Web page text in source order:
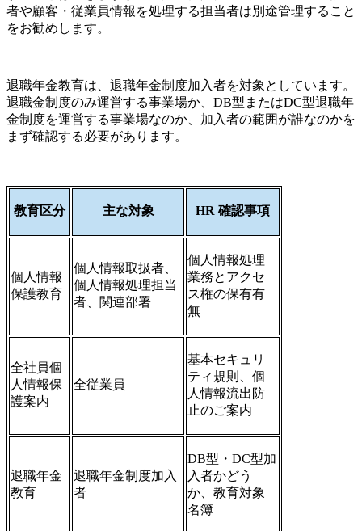
者や顧客・従業員情報を処理する担当者は別途管理すること
をお勧めします。
退職年金教育は、退職年金制度加入者を対象としています。
退職金制度のみ運営する事業場か、DB型またはDC型退職年
金制度を運営する事業場なのか、加入者の範囲が誰なのかを
まず確認する必要があります。
教育区分 主な対象 HR 確認事項
個人情報
保護教育
個人情報取扱者、
個人情報処理担当
者、関連部署
個人情報処理
業務とアクセ
ス権の保有有
無
全社員個
人情報保
護案内
全従業員
基本セキュリ
ティ規則、個
人情報流出防
止のご案内
退職年金
教育
退職年金制度加入
者
DB型・DC型加
入者かどう
か、教育対象
名簿